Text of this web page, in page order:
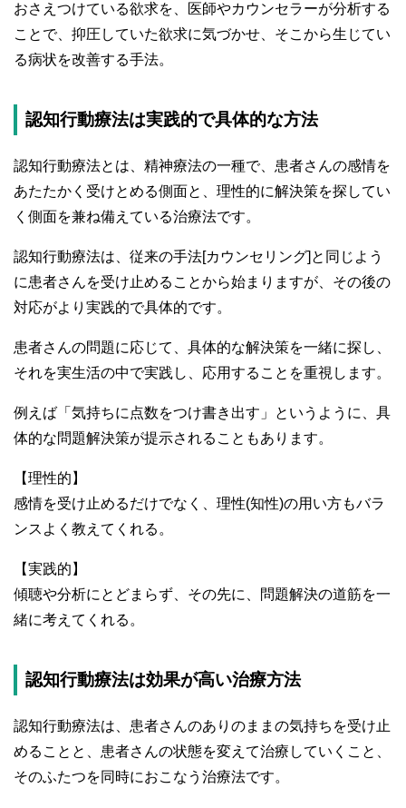
おさえつけている欲求を、医師やカウンセラーが分析する
ことで、抑圧していた欲求に気づかせ、そこから生じてい
る病状を改善する手法。
認知行動療法は実践的で具体的な方法
認知行動療法とは、精神療法の一種で、患者さんの感情を
あたたかく受けとめる側面と、理性的に解決策を探してい
く側面を兼ね備えている治療法です。
認知行動療法は、従来の手法[カウンセリング]と同じよう
に患者さんを受け止めることから始まりますが、その後の
対応がより実践的で具体的です。
患者さんの問題に応じて、具体的な解決策を一緒に探し、
それを実生活の中で実践し、応用することを重視します。
例えば「気持ちに点数をつけ書き出す」というように、具
体的な問題解決策が提示されることもあります。
【理性的】
感情を受け止めるだけでなく、理性(知性)の用い方もバラ
ンスよく教えてくれる。
【実践的】
傾聴や分析にとどまらず、その先に、問題解決の道筋を一
緒に考えてくれる。
認知行動療法は効果が高い治療方法
認知行動療法は、患者さんのありのままの気持ちを受け止
めることと、患者さんの状態を変えて治療していくこと、
そのふたつを同時におこなう治療法です。